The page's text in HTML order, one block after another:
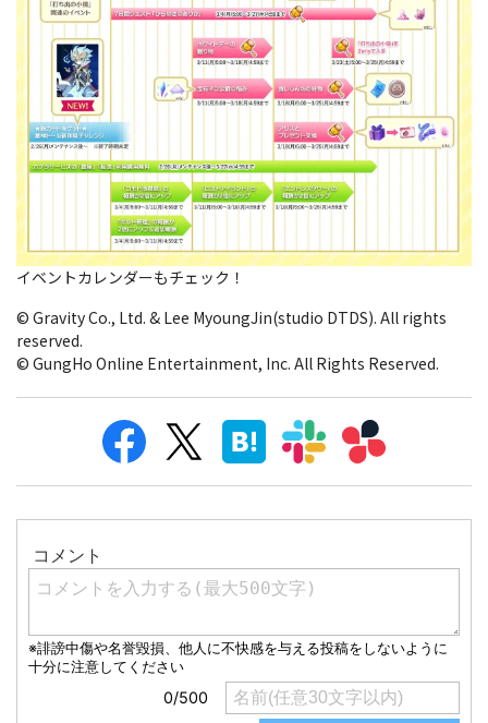
イベントカレンダーもチェック！
© Gravity Co., Ltd. & Lee MyoungJin(studio DTDS). All rights
reserved.
© GungHo Online Entertainment, Inc. All Rights Reserved.